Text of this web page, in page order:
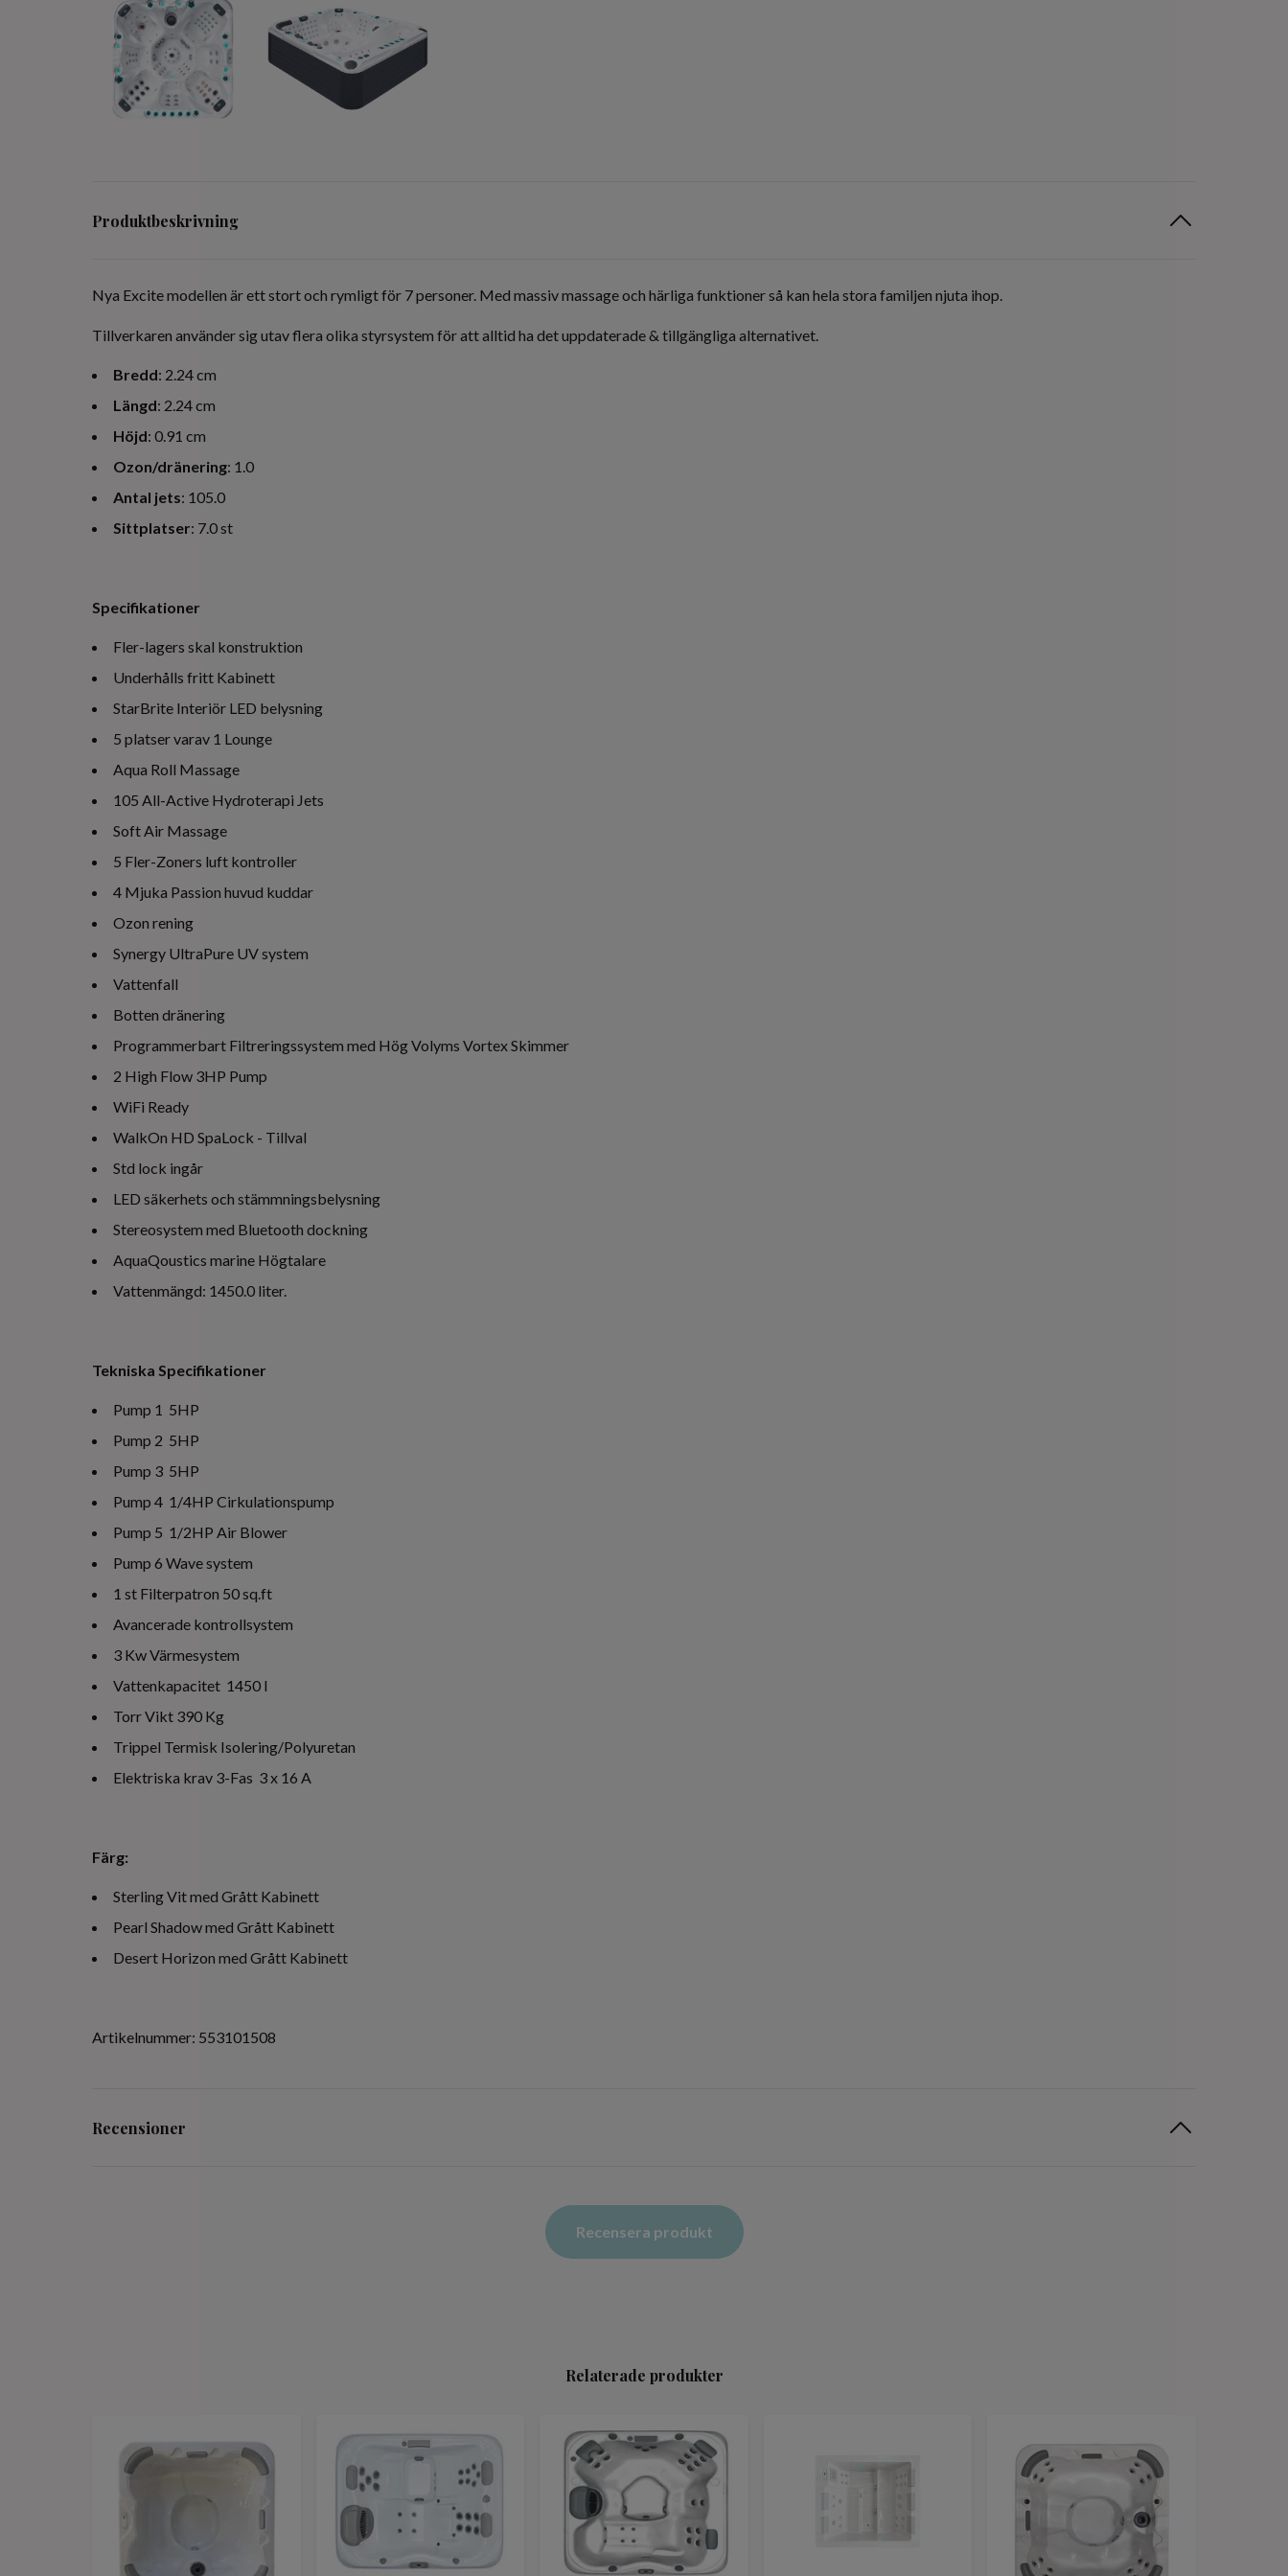
Produktbeskrivning
Nya Excite modellen är ett stort och rymligt för 7 personer. Med massiv massage och härliga funktioner så kan hela stora familjen njuta ihop.
Tillverkaren använder sig utav flera olika styrsystem för att alltid ha det uppdaterade & tillgängliga alternativet.
Bredd: 2.24 cm
Längd: 2.24 cm
Höjd: 0.91 cm
Ozon/dränering: 1.0
Antal jets: 105.0
Sittplatser: 7.0 st
Specifikationer
Fler-lagers skal konstruktion
Underhålls fritt Kabinett
StarBrite Interiör LED belysning
5 platser varav 1 Lounge
Aqua Roll Massage
105 All-Active Hydroterapi Jets
Soft Air Massage
5 Fler-Zoners luft kontroller
4 Mjuka Passion huvud kuddar
Ozon rening
Synergy UltraPure UV system
Vattenfall
Botten dränering
Programmerbart Filtreringssystem med Hög Volyms Vortex Skimmer
2 High Flow 3HP Pump
WiFi Ready
WalkOn HD SpaLock - Tillval
Std lock ingår
LED säkerhets och stämmningsbelysning
Stereosystem med Bluetooth dockning
AquaQoustics marine Högtalare
Vattenmängd: 1450.0 liter.
Tekniska Specifikationer
Pump 1 5HP
Pump 2 5HP
Pump 3 5HP
Pump 4 1/4HP Cirkulationspump
Pump 5 1/2HP Air Blower
Pump 6 Wave system
1 st Filterpatron 50 sq.ft
Avancerade kontrollsystem
3 Kw Värmesystem
Vattenkapacitet 1450 l
Torr Vikt 390 Kg
Trippel Termisk Isolering/Polyuretan
Elektriska krav 3-Fas 3 x 16 A
Färg:
Sterling Vit med Grått Kabinett
Pearl Shadow med Grått Kabinett
Desert Horizon med Grått Kabinett
Artikelnummer: 553101508
Recensioner
Recensera produkt
Relaterade produkter